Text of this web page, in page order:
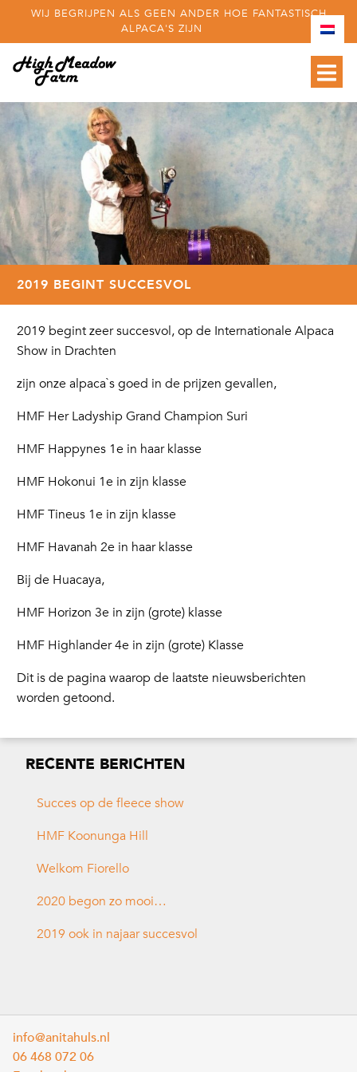
WIJ BEGRIJPEN ALS GEEN ANDER HOE FANTASTISCH
ALPACA'S ZIJN
2019 BEGINT SUCCESVOL
2019 begint zeer succesvol, op de Internationale Alpaca
Show in Drachten
zijn onze alpaca`s goed in de prijzen gevallen,
HMF Her Ladyship Grand Champion Suri
HMF Happynes 1e in haar klasse
HMF Hokonui 1e in zijn klasse
HMF Tineus 1e in zijn klasse
HMF Havanah 2e in haar klasse
Bij de Huacaya,
HMF Horizon 3e in zijn (grote) klasse
HMF Highlander 4e in zijn (grote) Klasse
Dit is de pagina waarop de laatste nieuwsberichten
worden getoond.
RECENTE BERICHTEN
Succes op de fleece show
HMF Koonunga Hill
Welkom Fiorello
2020 begon zo mooi…
2019 ook in najaar succesvol
info@anitahuls.nl
06 468 072 06